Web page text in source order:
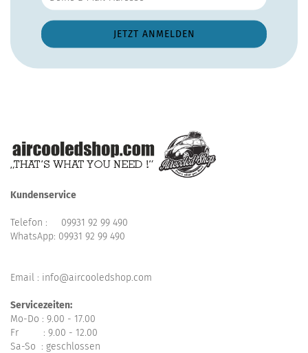
Kundenservice
Telefon : 09931 92 99 490
WhatsApp: 09931 92 99 490
Email : info@aircooledshop.com
Servicezeiten:
Mo-Do : 9.00 - 17.00
Fr : 9.00 - 12.00
Sa-So : geschlossen